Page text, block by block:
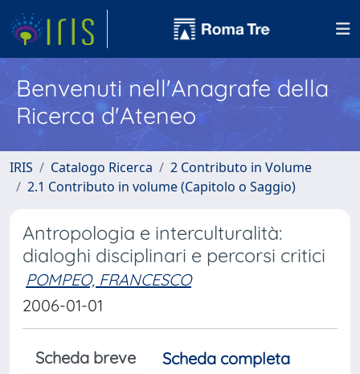
Benvenuti nell'Anagrafe della
Ricerca d'Ateneo
IRIS Catalogo Ricerca
2 Contributo in Volume
2.1 Contributo in volume (Capitolo o Saggio)
Antropologia e interculturalità:
dialoghi disciplinari e percorsi critici
POMPEO, FRANCESCO
2006-01-01
Scheda breve
Scheda completa